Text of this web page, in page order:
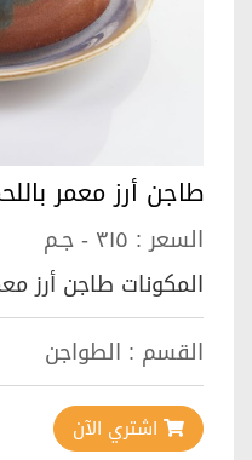
طاجن أرز معمر
السعر : ٣١٥ - جـم
المكونات طاجن أرز
القسم : الطواجن
اشتري الآن